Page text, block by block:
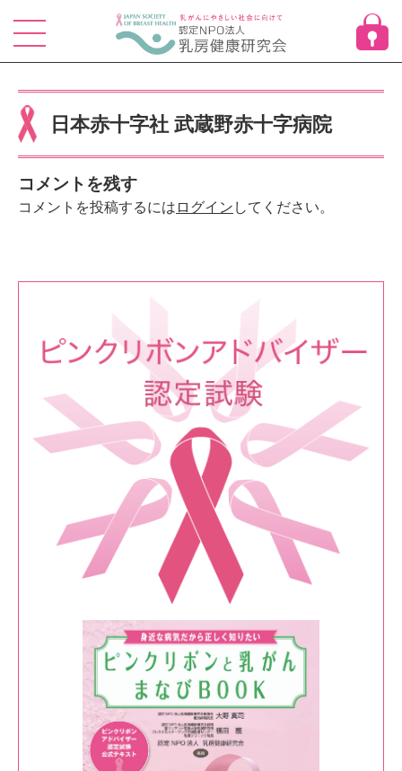
日本赤十字社 武蔵野赤十字病院
コメントを残す
コメントを投稿するには ログイン してください。